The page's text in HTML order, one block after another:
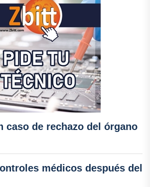
caso de rechazo del órgano
médicos después del